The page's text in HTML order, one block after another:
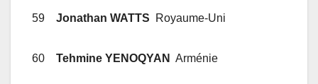
59 Jonathan WATTS Royaume-Uni
60 Tehmine YENOQYAN Arménie